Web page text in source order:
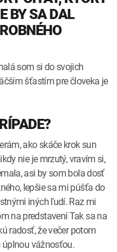
BY SA DAL
som si do svojich
šťastím pre človeka je
ako skáče krok sun
nie je mrzutý, vravím si,
asi by som bola dosť
lepšie sa mi púšťa do
iných ľudí. Raz mi
na predstavení Tak sa na
radosť, že večer potom
vážnosťou.